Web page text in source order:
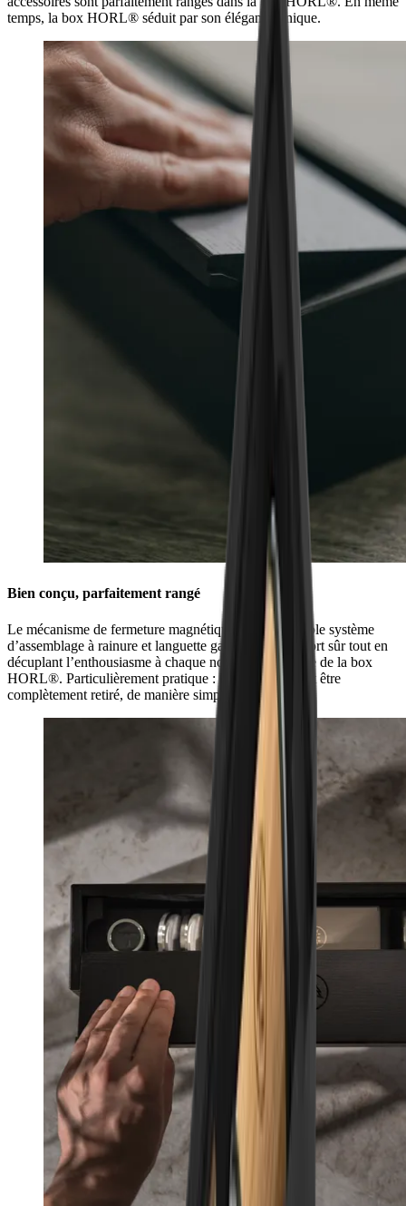
temps, la box HORL® séduit par son élégance unique.
Bien conçu, parfaitement rangé
Le mécanisme de fermeture magnétique avec un double système
d’assemblage à rainure et languette garantit un transport sûr tout en
décuplant l’enthousiasme à chaque nouvelle ouverture de la box
HORL®. Particulièrement pratique : le couvercle peut être
complètement retiré, de manière simple et rapide.